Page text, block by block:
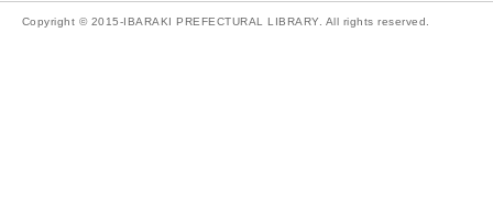
Copyright © 2015-IBARAKI PREFECTURAL LIBRARY. All rights reserved.